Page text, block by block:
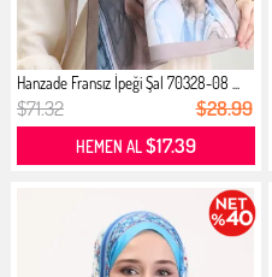
Hanzade Fransız İpeği Şal 70328-08 ...
$71.32 $28.99
HEMEN AL$17.39